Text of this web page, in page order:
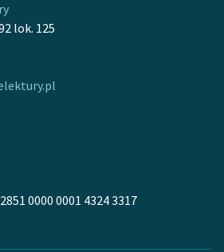
lok. 125
0000 0001 4324 3317